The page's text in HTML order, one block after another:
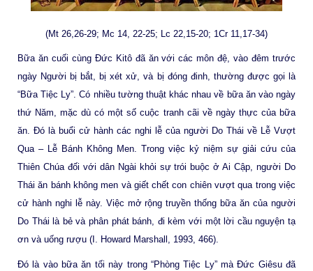
(Mt 26,26-29; Mc 14, 22-25; Lc 22,15-20; 1Cr 11,17-34)
Bữa ăn cuối cùng Đức Kitô đã ăn với các môn đệ, vào đêm trước
ngày Người bị bắt, bị xét xử, và bị đóng đinh, thường được gọi là
“Bữa Tiệc Ly”. Có nhiều tường thuật khác nhau về bữa ăn vào ngày
thứ Năm, mặc dù có một số cuộc tranh cãi về ngày thực của bữa
ăn. Đó là buổi cử hành các nghi lễ của người Do Thái về Lễ Vượt
Qua – Lễ Bánh Không Men. Trong việc kỷ niệm sự giải cứu của
Thiên Chúa đối với dân Ngài khỏi sự trói buộc ở Ai Cập, người Do
Thái ăn bánh không men và giết chết con chiên vượt qua trong việc
cử hành nghi lễ này. Việc mở rộng truyền thống bữa ăn của người
Do Thái là bẻ và phân phát bánh, đi kèm với một lời cầu nguyện tạ
ơn và uống rượu (I. Howard Marshall, 1993, 466).
Đó là vào bữa ăn tối này trong “Phòng Tiệc Ly” mà Đức Giêsu đã